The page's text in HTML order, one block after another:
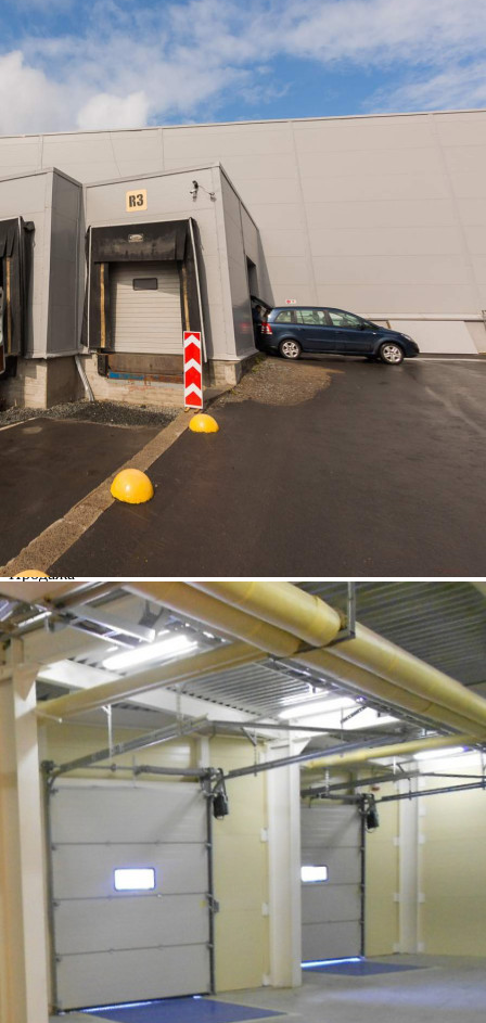
Получить контакты Посмотреть на карте
Предлагается к продаже складской комплекс класса «В+»,
площадью 9 940 кв.м., расположенный по адресу: Республика
Карелия, г.Петрозаводск, ул.Зайцева 65, стр.4. Здание имеет
удобное расположение, находится в 4 км от центра г.
Петрозаводска, в 400 метрах от Онежского озера, на
пересечении улиц Заводской, Зайцев...
Навигация
Характеристики
О помещении
Где находится
Контакты
Другие объявления
Характеристики помещения
№ объявления
98863
Дата размещения
13.07.2022
Город
Петрозаводск
Адрес
Зайцева, д.65
Расположено
Предлагается
Продажа
Желаемый / подходящий вид деятельности
Не указано
Назначение
Не указано
Размер площади (м2)
9940
Цена за помещение
322 000 000 руб.
О помещении